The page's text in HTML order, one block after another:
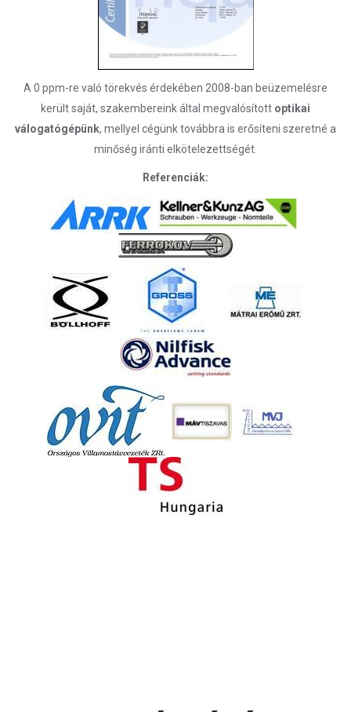
A 0 ppm-re való törekvés érdekében 2008-ban beüzemelésre
került saját, szakembereink által megvalósított optikai
válogatógépünk, mellyel cégünk továbbra is erősíteni szeretné a
minőség iránti elkötelezettségét.
Referenciák: